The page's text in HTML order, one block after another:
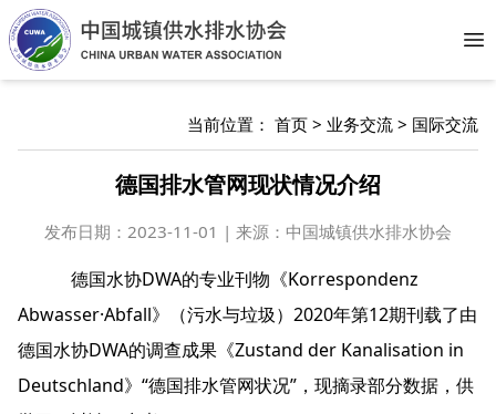
当前位置： 首页 > 业务交流 > 国际交流
德国排水管网现状情况介绍
发布日期： 2023-11-01 | 来源：中国城镇供水排水协会
德国水协DWA的专业刊物《Korrespondenz
Abwasser·Abfall》（污水与垃圾）2020年第12期刊载了由
德国水协DWA的调查成果《Zustand der Kanalisation in
Deutschland》“德国排水管网状况”，现摘录部分数据，供